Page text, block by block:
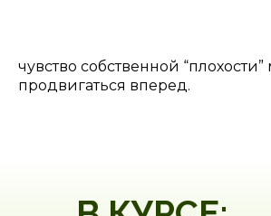
чувство собственной
продвигаться вперед.